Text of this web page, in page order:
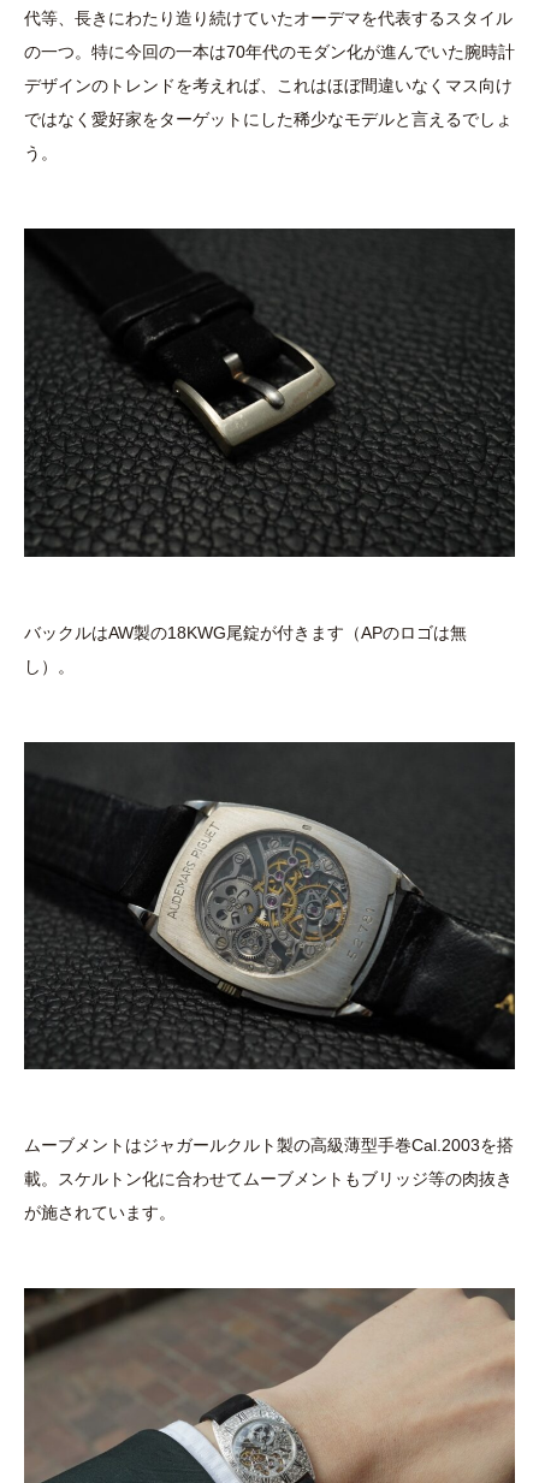
代等、長きにわたり造り続けていたオーデマを代表するスタイル
の一つ。特に今回の一本は70年代のモダン化が進んでいた腕時計
デザインのトレンドを考えれば、これはほぼ間違いなくマス向け
ではなく愛好家をターゲットにした稀少なモデルと言えるでしょ
う。
バックルはAW製の18KWG尾錠が付きます（APのロゴは無
し）。
ムーブメントはジャガールクルト製の高級薄型手巻Cal.2003を搭
載。スケルトン化に合わせてムーブメントもブリッジ等の肉抜き
が施されています。